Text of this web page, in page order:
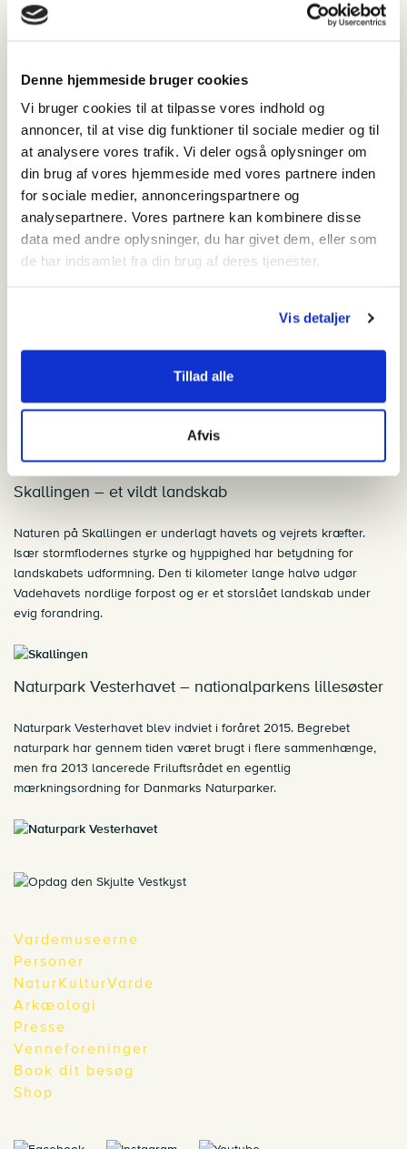
Denne hjemmeside bruger cookies
Vi bruger cookies til at tilpasse vores indhold og
annoncer, til at vise dig funktioner til sociale medier og til
at analysere vores trafik. Vi deler også oplysninger om
din brug af vores hjemmeside med vores partnere inden
for sociale medier, annonceringspartnere og
analysepartnere. Vores partnere kan kombinere disse
data med andre oplysninger, du har givet dem, eller som
de har indsamlet fra din brug af deres tjenester.
Vis detaljer
Tillad alle
Afvis
"Når du ikke kan komme til os, så kommer vi til dig". Nu har vi
efterhånden været i gang med østershatte dyrket i kaffegrums i et
Langli – et værdifuldt naturreservat
Langli ligger i Ho Bugt, beskyttet mod vest af halvøen Skallingen.
Det er den nordligste af de over 40 vadehavsøer mellem Den
Helder i Holland og Blåvandshuk i Danmark.
Horns Rev. Revet strækker sig 40 km ud i Nordsøen og har mange
skibsforlis på samvittigheden. Revet virker som en stor
Skallingen – et vildt landskab
Naturen på Skallingen er underlagt havets og vejrets kræfter.
Især stormflodernes styrke og hyppighed har betydning for
landskabets udformning. Den ti kilometer lange halvø udgør
Vadehavets nordlige forpost og er et storslået landskab under
evig forandring.
Naturpark Vesterhavet – nationalparkens lillesøster
Naturpark Vesterhavet blev indviet i foråret 2015. Begrebet
naturpark har gennem tiden været brugt i flere sammenhænge,
men fra 2013 lancerede Friluftsrådet en egentlig
mærkningsordning for Danmarks Naturparker.
Vardemuseerne
Personer
NaturKulturVarde
Arkæologi
Presse
Venneforeninger
Book dit besøg
Shop